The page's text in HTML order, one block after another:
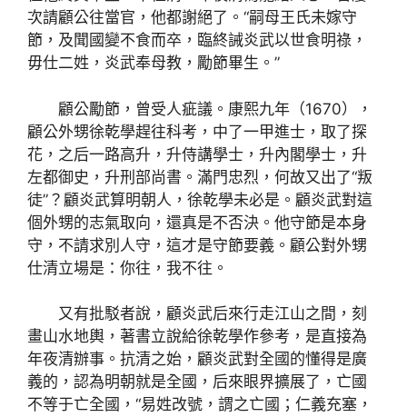
次請顧公往當官，他都謝絕了。“嗣母王氏未嫁守
節，及聞國變不食而卒，臨終誡炎武以世食明祿，
毋仕二姓，炎武奉母教，勵節畢生。”
顧公勵節，曾受人疵議。康熙九年（1670），
顧公外甥徐乾學趕往科考，中了一甲進士，取了探
花，之后一路高升，升侍講學士，升內閣學士，升
左都御史，升刑部尚書。滿門忠烈，何故又出了“叛
徒”？顧炎武算明朝人，徐乾學未必是。顧炎武對這
個外甥的志氣取向，還真是不否決。他守節是本身
守，不請求別人守，這才是守節要義。顧公對外甥
仕清立場是：你往，我不往。
又有批駁者說，顧炎武后來行走江山之間，刻
畫山水地輿，著書立說給徐乾學作參考，是直接為
年夜清辦事。抗清之始，顧炎武對全國的懂得是廣
義的，認為明朝就是全國，后來眼界擴展了，亡國
不等于亡全國，“易姓改號，謂之亡國；仁義充塞，